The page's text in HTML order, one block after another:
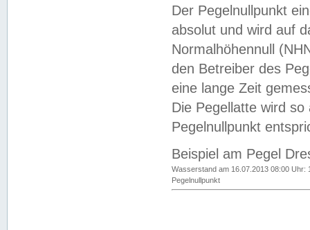
Der Pegelnullpunkt
absolut und wird auf
Normalhöhennull
den Betreiber des
eine lange Zeit
Die Pegellatte wird
Pegelnullpunkt
Beispiel am Pegel
Wasserstand am 16.07.2013 08:00 Uhr:
Pegelnullpunkt